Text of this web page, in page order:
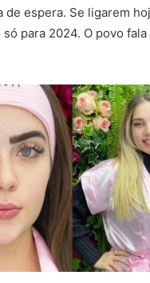
de espera. Se ligarem
para 2024. O povo fala